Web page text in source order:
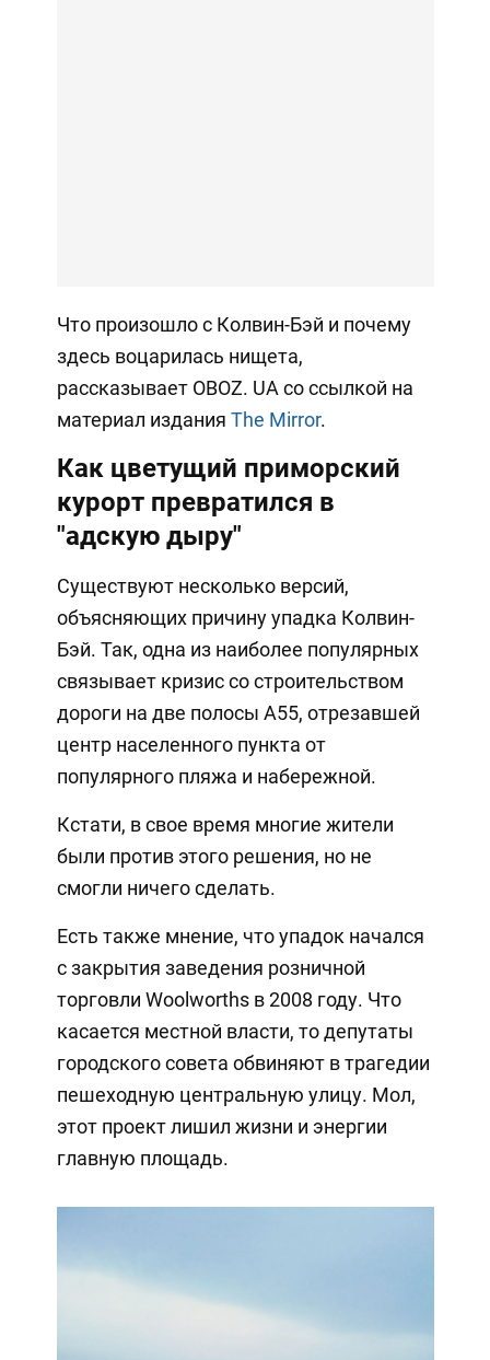
Что произошло с Колвин-Бэй и почему
здесь воцарилась нищета,
рассказывает OBOZ. UA со ссылкой на
материал издания The Mirror.
Как цветущий приморский
курорт превратился в
"адскую дыру"
Существуют несколько версий,
объясняющих причину упадка Колвин-
Бэй. Так, одна из наиболее популярных
связывает кризис со строительством
дороги на две полосы А55, отрезавшей
центр населенного пункта от
популярного пляжа и набережной.
Кстати, в свое время многие жители
были против этого решения, но не
смогли ничего сделать.
Есть также мнение, что упадок начался
с закрытия заведения розничной
торговли Woolworths в 2008 году. Что
касается местной власти, то депутаты
городского совета обвиняют в трагедии
пешеходную центральную улицу. Мол,
этот проект лишил жизни и энергии
главную площадь.